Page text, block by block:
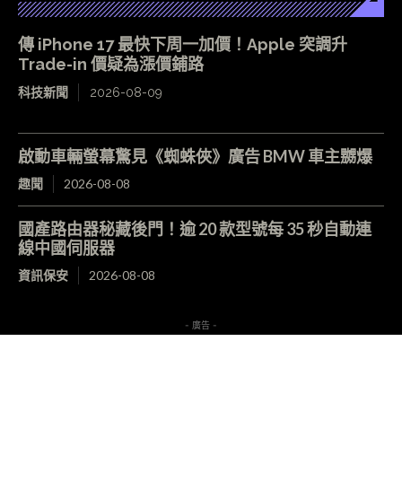
傳 iPhone 17 最快下周一加價！Apple 突調升
Trade-in 價疑為漲價鋪路
科技新聞 2026-08-09
啟動車輛螢幕驚見《蜘蛛俠》廣告 BMW 車主嬲爆
趣聞 2026-08-08
國產路由器秘藏後門！逾 20 款型號每 35 秒自動連
線中國伺服器
資訊保安 2026-08-08
- 廣告 -